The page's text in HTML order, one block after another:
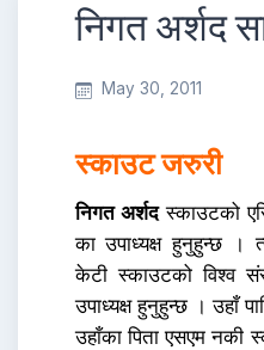
निगत अर्शद
May 30, 2011
स्काउट जरुरी
निगत अर्शदस्काउटको
का उपाध्यक्ष हुनुहुन्छ ।
केटी स्काउटको विश्व
उपाध्यक्ष हुनुहुन्छ । उहाँ
उहाँका पिता एसएम नकी